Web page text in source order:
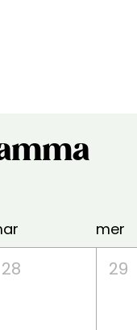
mer
28 29